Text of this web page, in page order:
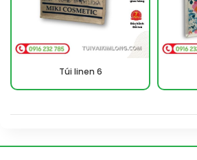
Túi linen 6